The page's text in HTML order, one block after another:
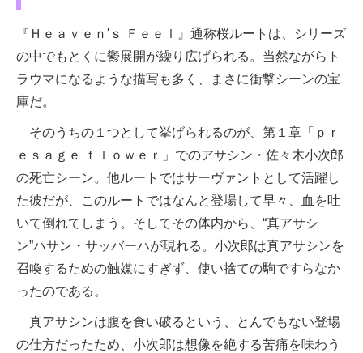
『Ｈｅａｖｅｎ'ｓ Ｆｅｅｌ』通称桜ルートは、シリーズ
の中でもとくに鬱展開が繰り広げられる。当然ながらト
ラウマになるような描写も多く、まさに衝撃シーンの宝
庫だ。
そのうちの１つとして挙げられるのが、第１章「ｐｒ
ｅｓａｇｅ ｆｌｏｗｅｒ」でのアサシン・佐々木小次郎
の死亡シーン。他ルートではサーヴァントとして活躍し
た彼だが、このルートではなんと登場して早々、血を吐
いて倒れてしまう。そしてその体内から、“真アサシ
ン”ハサン・サッバーハが現れる。小次郎は真アサシンを
召喚するための触媒にすぎず、使い捨ての駒ですらなか
ったのである。
真アサシンは腹を食い破るという、とんでもない登場
の仕方だったため、小次郎は想像を絶する苦痛を味わう